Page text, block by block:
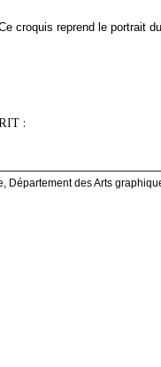
croquis reprend le portrait
:
Département des Arts